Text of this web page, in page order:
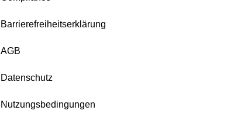
Barrierefreiheitserklärung
AGB
Datenschutz
Nutzungsbedingungen